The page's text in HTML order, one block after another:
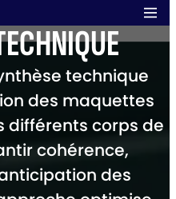
technique
des maquettes
différents corps de
cohérence,
des